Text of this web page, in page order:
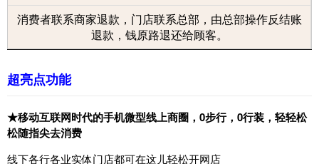
消费者联系商家退款，门店联系总部，由总部操作反结账
退款，钱原路退还给顾客。
超亮点功能
★移动互联网时代的手机微型线上商圈，0步行，0行装，轻轻松
松随指尖去消费
线下各行各业实体门店都可在这儿轻松开网店